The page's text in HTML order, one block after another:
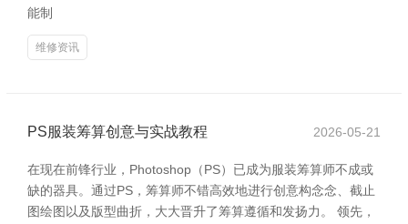
能制
维修资讯
PS服装筹算创意与实战教程 2026-05-21
在现在前锋行业，Photoshop（PS）已成为服装筹算师不成或
缺的器具。通过PS，筹算师不错高效地进行创意构念念、截止
图绘图以及版型曲折，大大晋升了筹算遵循和发扬力。 领先，